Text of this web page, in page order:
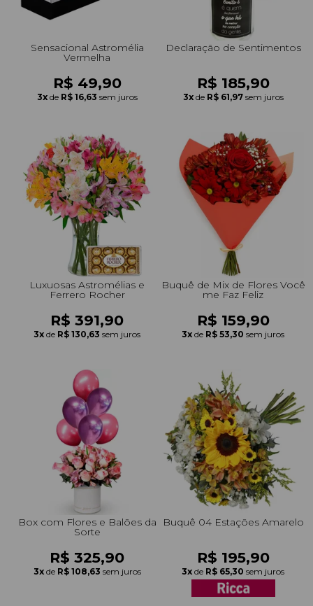
Sensacional Astromélia
Vermelha
R$ 49,90
3x de R$ 16,63 sem juros
Declaração de Sentimentos
R$ 185,90
3x de R$ 61,97 sem juros
Luxuosas Astromélias e
Ferrero Rocher
R$ 391,90
3x de R$ 130,63 sem juros
Buquê de Mix de Flores Você
me Faz Feliz
R$ 159,90
3x de R$ 53,30 sem juros
Box com Flores e Balões da
Sorte
R$ 325,90
3x de R$ 108,63 sem juros
Buquê 04 Estações Amarelo
R$ 195,90
3x de R$ 65,30 sem juros